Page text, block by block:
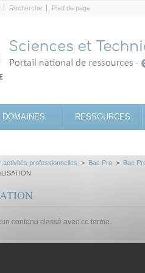
Recherche Pied de page
DOMAINES RESSOURCES
activités professionnelles > Bac Pro > Bac
contenu classé avec ce terme.